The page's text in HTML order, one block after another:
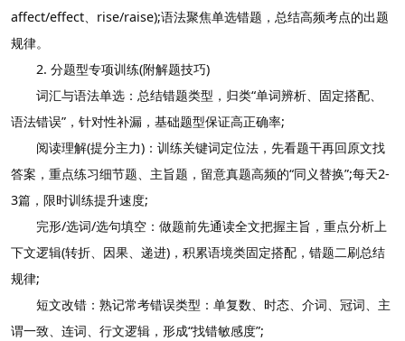
affect/effect、rise/raise);语法聚焦单选错题，总结高频考点的出题
规律。
2. 分题型专项训练(附解题技巧)
词汇与语法单选：总结错题类型，归类“单词辨析、固定搭配、
语法错误”，针对性补漏，基础题型保证高正确率;
阅读理解(提分主力)：训练关键词定位法，先看题干再回原文找
答案，重点练习细节题、主旨题，留意真题高频的“同义替换”;每天2-
3篇，限时训练提升速度;
完形/选词/选句填空：做题前先通读全文把握主旨，重点分析上
下文逻辑(转折、因果、递进)，积累语境类固定搭配，错题二刷总结
规律;
短文改错：熟记常考错误类型：单复数、时态、介词、冠词、主
谓一致、连词、行文逻辑，形成“找错敏感度”;